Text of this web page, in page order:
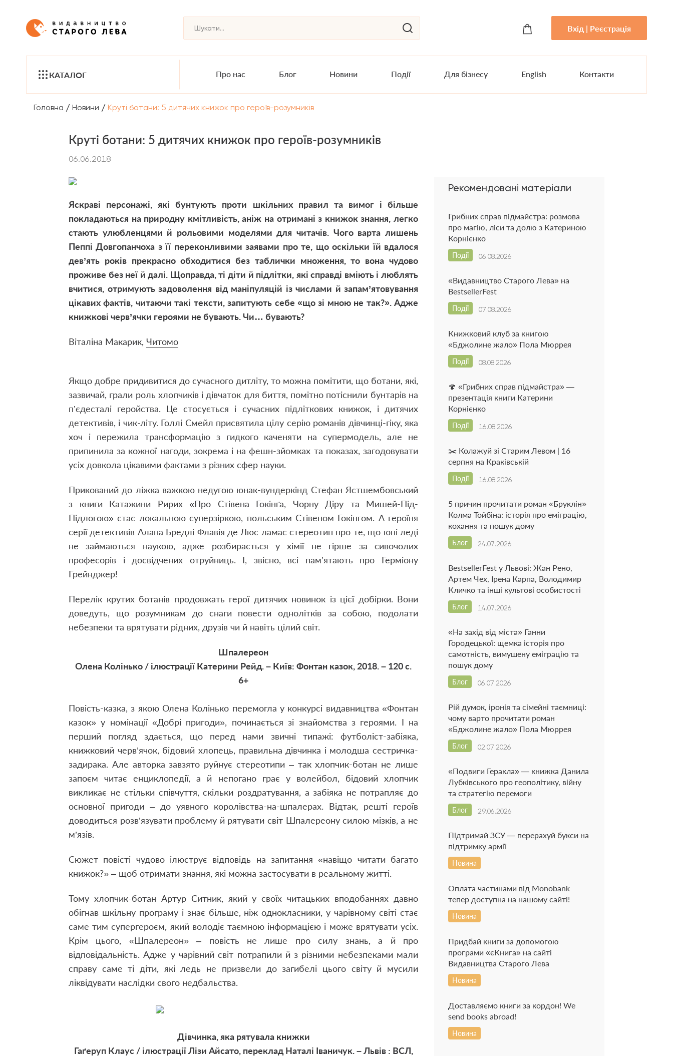
Вхід | Реєстрація
КАТАЛОГ Про нас Блог Новини Події Для бізнесу English Контакти
Головна / Новини / Круті ботани: 5 дитячих книжок про героїв-розумників
Круті ботани: 5 дитячих книжок про героїв-розумників
06.06.2018
Яскраві персонажі, які бунтують проти шкільних правил та вимог і більше
покладаються на природну кмітливість, аніж на отримані з книжок знання, легко
стають улюбленцями й рольовими моделями для читачів. Чого варта лишень
Пеппі Довгопанчоха з її переконливими заявами про те, що оскільки їй вдалося
дев’ять років прекрасно обходитися без таблички множення, то вона чудово
проживе без неї й далі. Щоправда, ті діти й підлітки, які справді вміють і люблять
вчитися, отримують задоволення від маніпуляцій із числами й запам’ятовування
цікавих фактів, читаючи такі тексти, запитують себе «що зі мною не так?». Адже
книжкові черв’ячки героями не бувають. Чи… бувають?
Віталіна Макарик, Читомо
Якщо добре придивитися до сучасного дитліту, то можна помітити, що ботани, які,
зазвичай, грали роль хлопчиків і дівчаток для биття, помітно потіснили бунтарів на
п’єдесталі геройства. Це стосується і сучасних підліткових книжок, і дитячих
детективів, і чик-літу. Голлі Смейл присвятила цілу серію романів дівчинці-гіку, яка
хоч і пережила трансформацію з гидкого каченяти на супермодель, але не
припинила за кожної нагоди, зокрема і на фешн-зйомках та показах, загодовувати
усіх довкола цікавими фактами з різних сфер науки.
Прикований до ліжка важкою недугою юнак-вундеркінд Стефан Ястшембовський
з книги Катажини Ририх «Про Стівена Гокінґа, Чорну Діру та Мишей-Під-
Підлогою» стає локальною суперзіркою, польським Стівеном Гокінгом. А героїня
серії детективів Алана Бредлі Флавія де Люс ламає стереотип про те, що юні леді
не займаються наукою, адже розбирається у хімії не гірше за сивочолих
професорів і досвідчених отруйниць. І, звісно, всі пам’ятають про Герміону
Грейнджер!
Перелік крутих ботанів продовжать герої дитячих новинок із цієї добірки. Вони
доведуть, що розумникам до снаги повести однолітків за собою, подолати
небезпеки та врятувати рідних, друзів чи й навіть цілий світ.
Шпалереон
Олена Колінько / ілюстрації Катерини Рейд. – Київ: Фонтан казок, 2018. – 120 с.
6+
Повість-казка, з якою Олена Колінько перемогла у конкурсі видавництва «Фонтан
казок» у номінації «Добрі пригоди», починається зі знайомства з героями. І на
перший погляд здається, що перед нами звичні типажі: футболіст-забіяка,
книжковий черв’ячок, бідовий хлопець, правильна дівчинка і молодша сестричка-
задирака. Але авторка завзято руйнує стереотипи – так хлопчик-ботан не лише
запоєм читає енциклопедії, а й непогано грає у волейбол, бідовий хлопчик
викликає не стільки співчуття, скільки роздратування, а забіяка не потрапляє до
основної пригоди – до уявного королівства-на-шпалерах. Відтак, решті героїв
доводиться розв’язувати проблему й рятувати світ Шпалереону силою мізків, а не
м’язів.
Сюжет повісті чудово ілюструє відповідь на запитання «навіщо читати багато
книжок?» – щоб отримати знання, які можна застосувати в реальному житті.
Тому хлопчик-ботан Артур Ситник, який у своїх читацьких вподобаннях давно
обігнав шкільну програму і знає більше, ніж однокласники, у чарівному світі стає
саме тим супергероєм, який володіє таємною інформацією і може врятувати усіх.
Крім цього, «Шпалереон» – повість не лише про силу знань, а й про
відповідальність. Адже у чарівний світ потрапили й з різними небезпеками мали
справу саме ті діти, які ледь не призвели до загибелі цього світу й мусили
ліквідувати наслідки свого недбальства.
Дівчинка, яка рятувала книжки
Гаґеруп Клаус / ілюстрації Лізи Айсато, переклад Наталі Іваничук. – Львів : ВСЛ,
Рекомендовані матеріали
Грибних справ підмайстра: розмова
про магію, ліси та долю з Катериною
Корнієнко
06.08.2026
Події
«Видавництво Старого Лева» на
BestsellerFest
07.08.2026
Події
Книжковий клуб за книгою
«Бджолине жало» Пола Мюррея
08.08.2026
Події
🍄 «Грибних справ підмайстра» —
презентація книги Катерини
Корнієнко
16.08.2026
Події
✂️ Колажуй зі Старим Левом | 16
серпня на Краківській
16.08.2026
Події
5 причин прочитати роман «Бруклін»
Колма Тойбіна: історія про еміграцію,
кохання та пошук дому
24.07.2026
Блог
BestsellerFest у Львові: Жан Рено,
Артем Чех, Ірена Карпа, Володимир
Кличко та інші культові особистості
14.07.2026
Блог
«На захід від міста» Ганни
Городецької: щемка історія про
самотність, вимушену еміграцію та
пошук дому
06.07.2026
Блог
Рій думок, іронія та сімейні таємниці:
чому варто прочитати роман
«Бджолине жало» Пола Мюррея
02.07.2026
Блог
«Подвиги Геракла» — книжка Данила
Лубківського про геополітику, війну
та стратегію перемоги
29.06.2026
Блог
Підтримай ЗСУ — перерахуй букси на
підтримку армії
Новина
Оплата частинами від Monobank
тепер доступна на нашому сайті!
Новина
Придбай книги за допомогою
програми «єКнига» на сайті
Видавництва Старого Лева
Новина
Доставляємо книги за кордон! We
send books abroad!
Новина